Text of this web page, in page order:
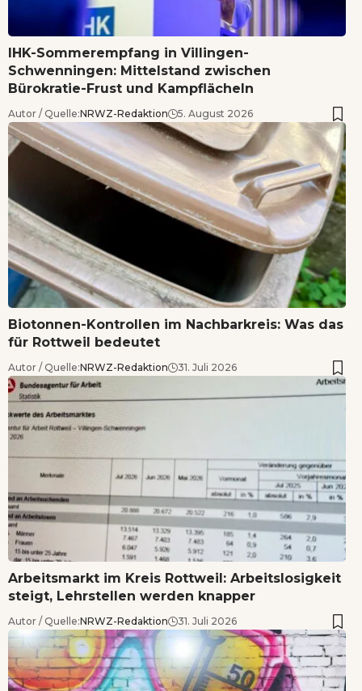
IHK-Sommerempfang in Villingen-
Schwenningen: Mittelstand zwischen
Bürokratie-Frust und Kampflächeln
Autor / Quelle:NRWZ-Redaktion 5. August 2026
Biotonnen-Kontrollen im Nachbarkreis: Was das
für Rottweil bedeutet
Autor / Quelle:NRWZ-Redaktion 31. Juli 2026
Arbeitsmarkt im Kreis Rottweil: Arbeitslosigkeit
steigt, Lehrstellen werden knapper
Autor / Quelle:NRWZ-Redaktion 31. Juli 2026